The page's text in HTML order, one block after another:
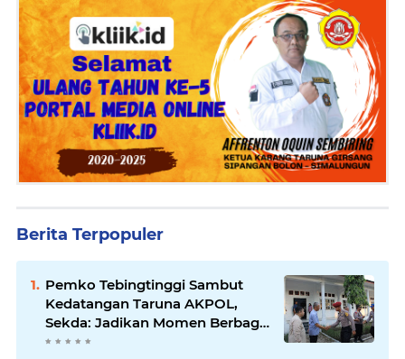
Berita Terpopuler
Pemko Tebingtinggi Sambut
Kedatangan Taruna AKPOL,
Sekda: Jadikan Momen Berbagi
Ilmu